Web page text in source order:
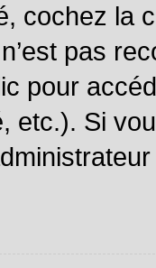
cochez la
pas
pour
etc.). Si